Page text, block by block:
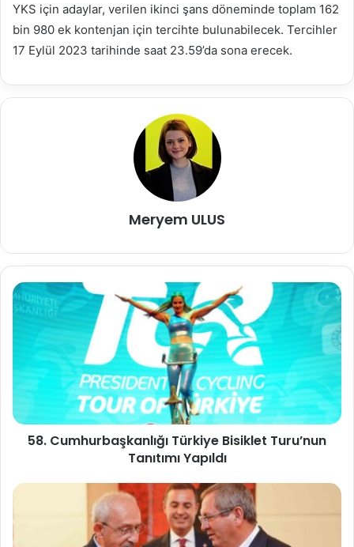
YKS için adaylar, verilen ikinci şans döneminde toplam 162
bin 980 ek kontenjan için tercihte bulunabilecek. Tercihler
17 Eylül 2023 tarihinde saat 23.59’da sona erecek.
Meryem ULUS
58. Cumhurbaşkanlığı Türkiye Bisiklet Turu’nun
Tanıtımı Yapıldı